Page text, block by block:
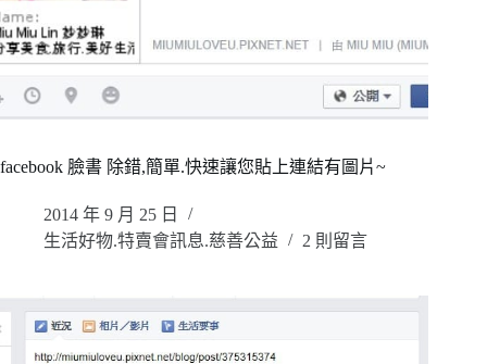
facebook 臉書 除錯,簡單.快速讓您貼上連結有圖片~
2014 年 9 月 25 日
生活好物.特賣會訊息.慈善公益
2 則留言